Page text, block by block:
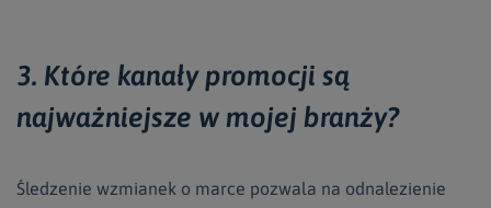
3. Które kanały promocji są
najważniejsze w mojej branży?
Śledzenie wzmianek o marce pozwala na odnalezienie